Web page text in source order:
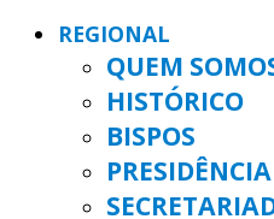
REGIONAL
QUEM
HISTÓRICO
BISPOS
PRESIDÊNCIA